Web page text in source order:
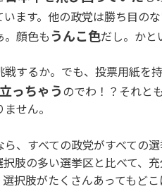
ます。他の政党は勝ち目の
。顔色も うんこ色だし。かと
するか。でも、投票用紙を
っちゃう のでわ！？それと
せん。
、すべての政党がすべての
肢の多い選挙区と比べて、
選択肢がたくさんあってもど